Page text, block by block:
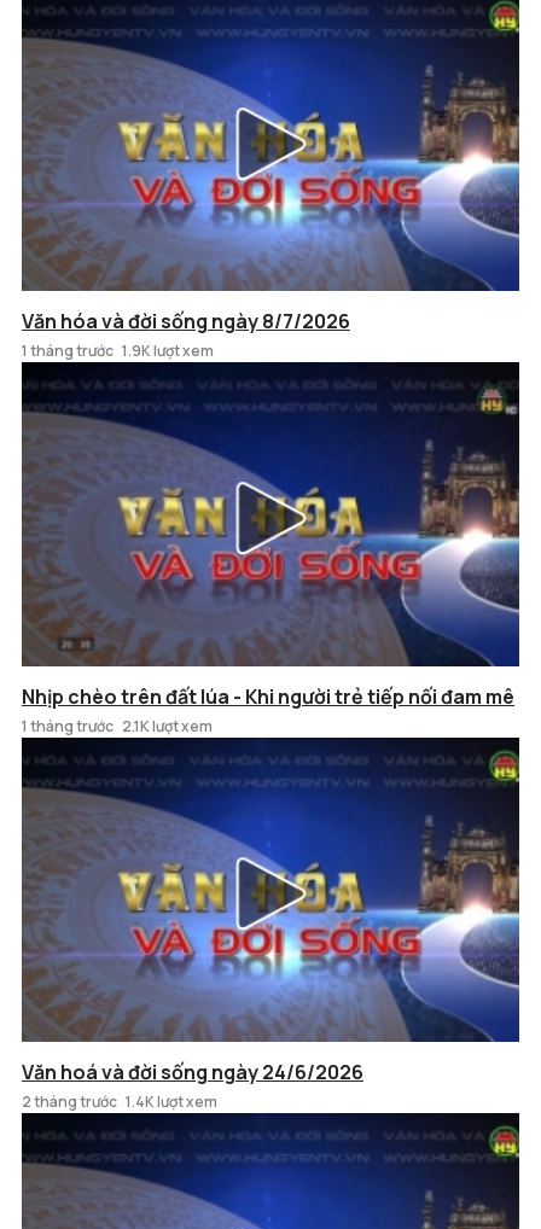
Văn hóa và đời sống ngày 8/7/2026
1 tháng trước 1.9K lượt xem
Nhịp chèo trên đất lúa - Khi người trẻ tiếp nối đam mê
1 tháng trước 2.1K lượt xem
Văn hoá và đời sống ngày 24/6/2026
2 tháng trước 1.4K lượt xem